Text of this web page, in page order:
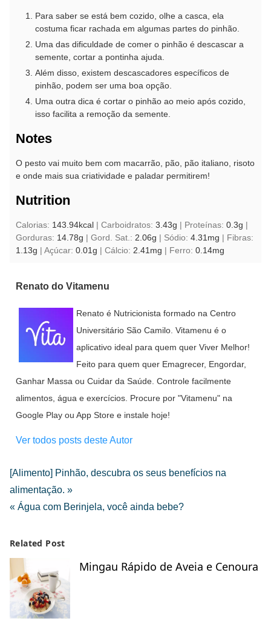
Para saber se está bem cozido, olhe a casca, ela
costuma ficar rachada em algumas partes do pinhão.
Uma das dificuldade de comer o pinhão é descascar a
semente, cortar a pontinha ajuda.
Além disso, existem descascadores específicos de
pinhão, podem ser uma boa opção.
Uma outra dica é cortar o pinhão ao meio após cozido,
isso facilita a remoção da semente.
Notes
O pesto vai muito bem com macarrão, pão, pão italiano, risoto
e onde mais sua criatividade e paladar permitirem!
Nutrition
Calorias: 143.94kcal | Carboidratos: 3.43g | Proteínas: 0.3g |
Gorduras: 14.78g | Gord. Sat.: 2.06g | Sódio: 4.31 mg | Fibras:
1.13g | Açúcar: 0.01g | Cálcio: 2.41 mg | Ferro: 0.14mg
Renato do Vitamenu
Renato é Nutricionista formado na Centro
Universitário São Camilo. Vitamenu é o
aplicativo ideal para quem quer Viver Melhor!
Feito para quem quer Emagrecer, Engordar,
Ganhar Massa ou Cuidar da Saúde. Controle facilmente
alimentos, água e exercícios. Procure por "Vitamenu" na
Google Play ou App Store e instale hoje!
Ver todos posts deste Autor
[Alimento] Pinhão, descubra os seus benefícios na
alimentação. »
« Água com Berinjela, você ainda bebe?
Related Post
Mingau Rápido de Aveia e Cenoura